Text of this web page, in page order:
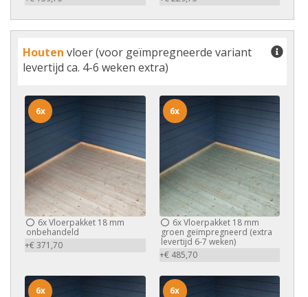
Houten vloer (voor geïmpregneerde variant
levertijd ca. 4-6 weken extra)
6xVloerpakket 18 mm
onbehandeld
+€ 371,70
6x
6xVloerpakket 18 mm
groen geïmpregneerd (extra
levertijd 6-7 weken)
+€ 485,70
6x
6x 6x